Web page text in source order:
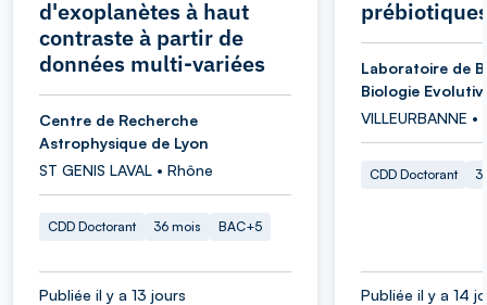
d'exoplanètes à haut
contraste à partir de
données multi-variées
Centre de Recherche
Astrophysique de Lyon
ST GENIS LAVAL • Rhône
CDD Doctorant 36 mois BAC+5
Publiée il y a 13 jours
Laboratoire de
Biologie
VILLEURBANNE •
CDD Doctorant
Publiée il y a 14